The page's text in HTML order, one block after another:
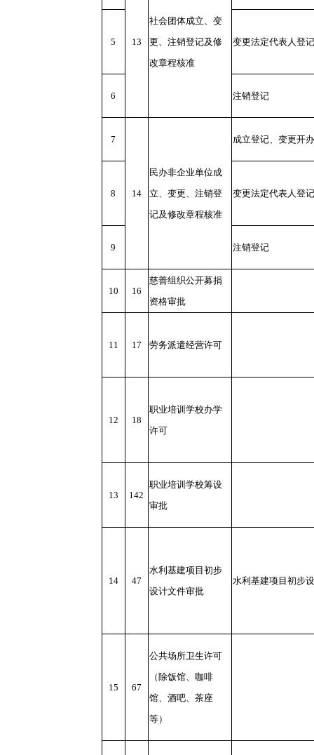
13
社会团体成立、变
更、注销登记及修
改章程核准
5 变更法定代表人登记
6 注销登记
7
14
民办非企业单位成
立、变更、注销登
记及修改章程核准
成立登记、变更开
8 变更法定代表人登记
9 注销登记
10 16
慈善组织公开募捐
资格审批
11 17 劳务派遣经营许可
12 18
职业培训学校办学
许可
13 142
职业培训学校筹设
审批
14 47
水利基建项目初步
设计文件审批
水利基建项目初步
15 67
公共场所卫生许可
（除饭馆、咖啡
馆、酒吧、茶座
等）